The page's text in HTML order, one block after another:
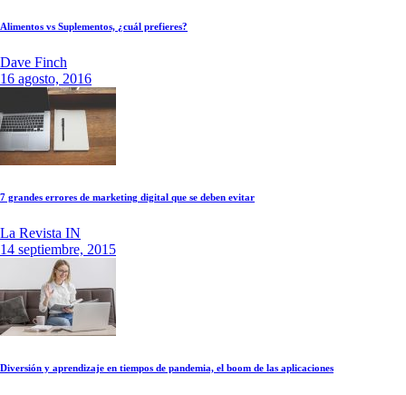
Alimentos vs Suplementos, ¿cuál prefieres?
Dave Finch
16 agosto, 2016
7 grandes errores de marketing digital que se deben evitar
La Revista IN
14 septiembre, 2015
Diversión y aprendizaje en tiempos de pandemia, el boom de las aplicaciones